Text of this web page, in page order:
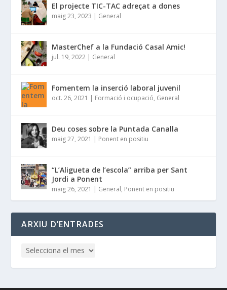
El projecte TIC-TAC adreçat a dones
maig 23, 2023 | General
MasterChef a la Fundació Casal Amic!
jul. 19, 2022 | General
Fomentem la inserció laboral juvenil
oct. 26, 2021 | Formació i ocupació, General
Deu coses sobre la Puntada Canalla
maig 27, 2021 | Ponent en positiu
“L’Aligueta de l’escola” arriba per Sant
Jordi a Ponent
maig 26, 2021 | General, Ponent en positiu
ARXIU D’ENTRADES